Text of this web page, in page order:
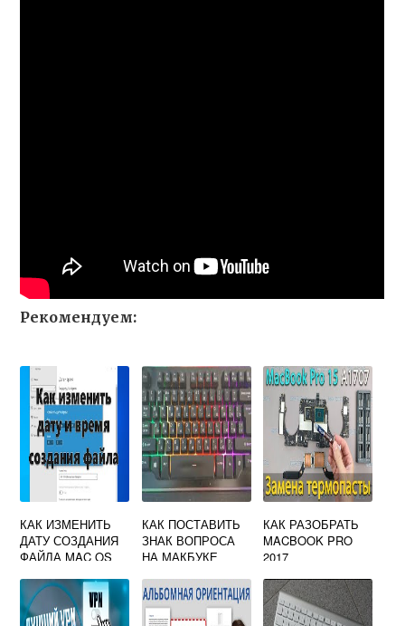
Рекомендуем:
КАК ИЗМЕНИТЬ
ДАТУ СОЗДАНИЯ
ФАЙЛА MAC OS
КАК ПОСТАВИТЬ
ЗНАК ВОПРОСА
НА МАКБУКЕ
КАК РАЗОБРАТЬ
MACBOOK PRO
2017